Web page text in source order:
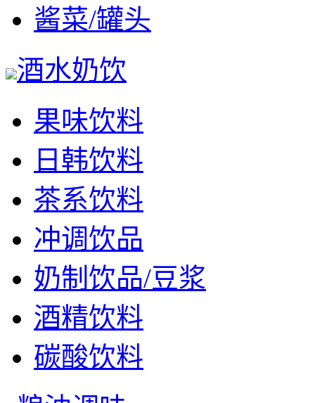
酱菜/罐头
酒水奶饮
果味饮料
日韩饮料
茶系饮料
冲调饮品
奶制饮品/豆浆
酒精饮料
碳酸饮料